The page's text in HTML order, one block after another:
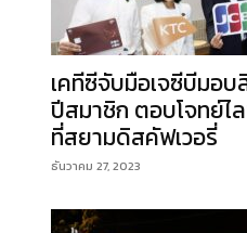
เคทีซีจับมือเจซีบีมอ
ปีสมาชิก ตอบโจทย์
ที่สยามดิสคัฟเวอรี่
ธันวาคม 27, 2023